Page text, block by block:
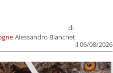
di
Alessandro Bianchet
il 06/08/2026